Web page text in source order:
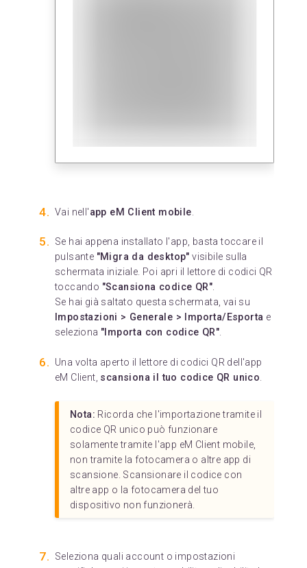
Vai nell'app eM Client mobile
Se hai appena installato l'app, basta toccare il
pulsante "Migra da desktop" visibile sulla
schermata iniziale. Poi apri il lettore di codici QR
toccando "Scansiona codice QR"
Se hai già saltato questa schermata, vai su
Impostazioni > Generale > Importa/Esporta e
seleziona "Importa con codice QR"
Una volta aperto il lettore di codici QR dell'app
eM Client, scansiona il tuo codice QR unico
Nota: Ricorda che l'importazione tramite il
codice QR unico può funzionare
solamente tramite l'app eM Client mobile,
non tramite la fotocamera o altre app di
scansione. Scansionare il codice con
altre app o la fotocamera del tuo
dispositivo non funzionerà.
Seleziona quali account o impostazioni